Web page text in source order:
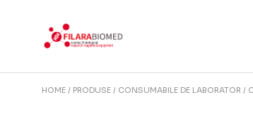
HOME PRODUSE CONSUMABILE DE LABORATOR